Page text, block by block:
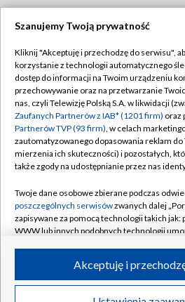
TVP
Abonament TVP
Emisja w TVP
Centrum informacji TVP
Naziemna Telewizja Cyfrowa
Rada Programowa
System NOS
Informacje o nadawcy
Program dla prasy
Regulamin
Polityka
Moje
Pomoc
Kontakt
Kanały
©2026 Telewizja Polska
Szanujemy Twoją prywatność
Kliknij "Akceptuję i przechodzę do serwisu",
korzystanie z technologii automatycznego
dostęp do informacji na Twoim urządzeniu
przechowywanie oraz na przetwarzanie
nas, czyli Telewizję Polską S.A. w likwidacji
Zaufanych Partnerów z IAB* (1201 firm) oraz
Partnerów TVP (93 firm), w celach
zautomatyzowanego dopasowania reklam
mierzenia ich skuteczności) i pozostałych,
także zgody na udostępnianie przez nas
Twoje dane osobowe zbierane podczas
poszczególnych serwisówzwanych dalej
zapisywane za pomocą technologii takich
WWW lub innych podobnych technologii
ruchu w Internecie.
Twoje dane osobowe zbierane podczas
Akceptuję i